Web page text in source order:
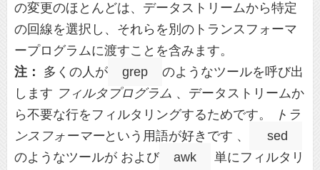
の変更のほとんどは、データストリームから特定
の回線を選択し、それらを別のトランスフォーマ
ープログラムに渡すことを含みます。
注：
多くの人が grep
のようなツールを呼び出
します フィルタプログラム 、データストリームか
ら不要な行をフィルタリングするためです。
トラ
ンスフォーマーという用語が好きです 、
sed
のようなツールが および
awk
単にフィルタリ